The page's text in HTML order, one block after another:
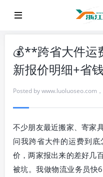
💰**跨省大件运
新报价明细+省
Posted bywww.luoluoseo.com ，
不少朋友最近搬家、寄家
问我跨省大件的运费到
价，两家报出来的差好几
被坑。我做物流业务员快